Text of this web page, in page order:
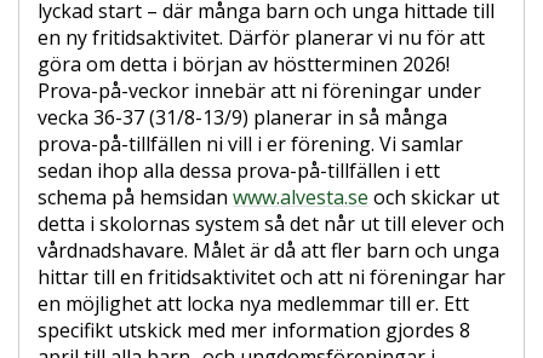
lyckad start – där många barn och unga hittade till
en ny fritidsaktivitet. Därför planerar vi nu för att
göra om detta i början av höstterminen 2026!
Prova-på-veckor innebär att ni föreningar under
vecka 36-37 (31/8-13/9) planerar in så många
prova-på-tillfällen ni vill i er förening. Vi samlar
sedan ihop alla dessa prova-på-tillfällen i ett
schema på hemsidan www.alvesta.se och skickar ut
detta i skolornas system så det når ut till elever och
vårdnadshavare. Målet är då att fler barn och unga
hittar till en fritidsaktivitet och att ni föreningar har
en möjlighet att locka nya medlemmar till er. Ett
specifikt utskick med mer information gjordes 8